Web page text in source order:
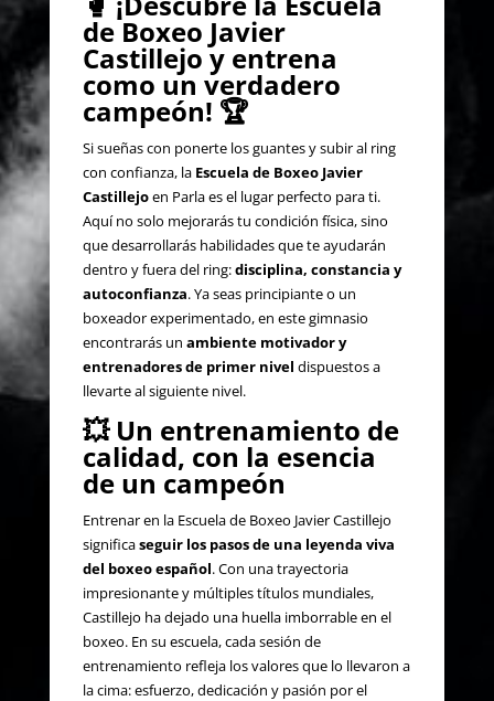
de Boxeo Javier
Castillejo y entrena
como un verdadero
campeón! 🏆
Si sueñas con ponerte los guantes y subir al ring
con confianza, la Escuela de Boxeo Javier
Castillejoen Parla es el lugar perfecto para ti.
Aquí no solo mejorarás tu condición física, sino
que desarrollarás habilidades que te ayudarán
dentro y fuera del ring:disciplina, constancia y
autoconfianza. Ya seas principiante o un
boxeador experimentado, en este gimnasio
encontrarás un ambiente motivador y
entrenadores de primer nivel dispuestos a
llevarte al siguiente nivel.
💥 Un entrenamiento de
calidad, con la esencia
de un campeón
Entrenar en la Escuela de Boxeo Javier Castillejo
significaseguir los pasos de una leyenda viva
del boxeo español. Con una trayectoria
impresionante y múltiples títulos mundiales,
Castillejo ha dejado una huella imborrable en el
boxeo. En su escuela, cada sesión de
entrenamiento refleja los valores que lo llevaron a
la cima: esfuerzo, dedicación y pasión por el